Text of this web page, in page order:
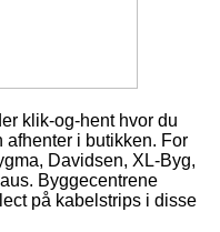
klik-og-hent hvor du
i butikken. For
Davidsen, XL-Byg,
Byggecentrene
på kabelstrips i disse